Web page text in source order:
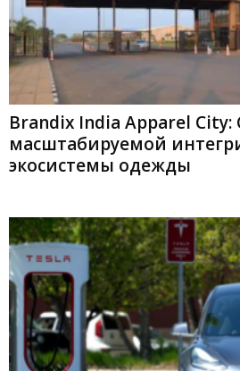
Brandix India Apparel City:
масштабируемой
экосистемы одежды